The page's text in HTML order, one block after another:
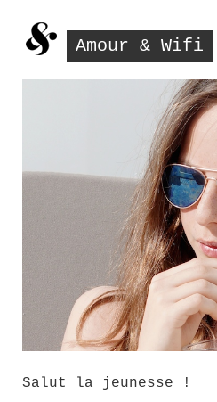
Amour & Wifi
Salut la jeunesse !